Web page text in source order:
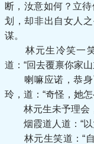
断，汝意如何？立
划，却非出自女人
谋。
林元生冷笑一笑
道：“回去覆禀你家
喇嘛应诺，恭身
玲，道：“奇怪，她
林元生未予理会，
烟霞道人道：“以
林元生笑道：“自